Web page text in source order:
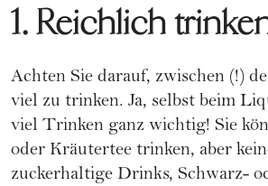
1. Reichlich
Achten Sie darauf, zwischen (!)
viel zu trinken. Ja, selbst beim
viel Trinken ganz wichtig! Sie
oder Kräutertee trinken, aber
zuckerhaltige Drinks, Schwarz-